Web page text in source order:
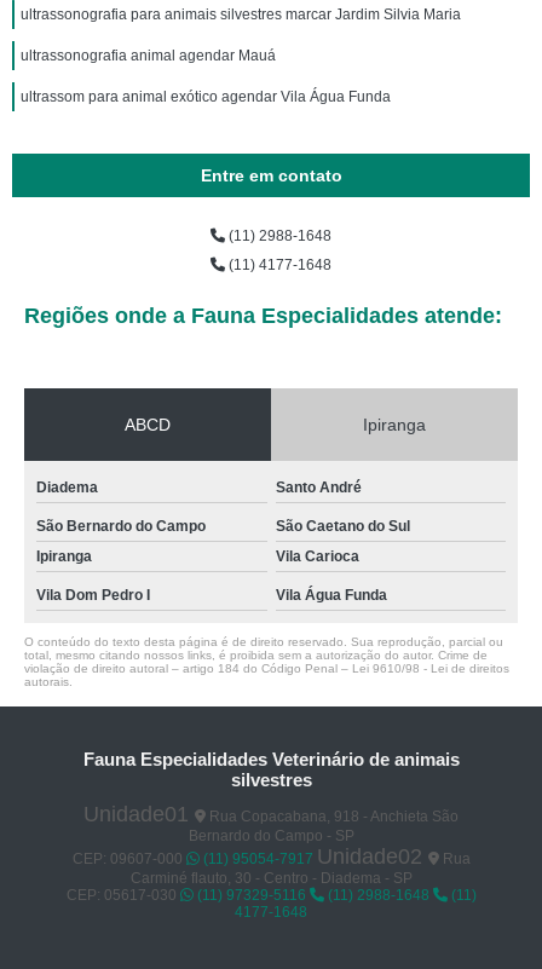
ultrassonografia para animais silvestres marcar Jardim Silvia Maria
ultrassonografia animal agendar Mauá
ultrassom para animal exótico agendar Vila Água Funda
Entre em contato
(11) 2988-1648
(11) 4177-1648
Regiões onde a Fauna Especialidades atende:
ABCD Ipiranga
Diadema Santo André
São Bernardo do Campo
São Caetano do Sul
Ipiranga
Vila Carioca
Vila Dom Pedro I Vila Água Funda
O conteúdo do texto desta página é de direito reservado. Sua reprodução, parcial ou
total, mesmo citando nossos links, é proibida sem a autorização do autor. Crime de
violação de direito autoral – artigo 184 do Código Penal – Lei 9610/98 - Lei de direitos
autorais
Fauna Especialidades Veterinário de animais
silvestres
Unidade01
Rua Copacabana, 918 - Anchieta São
Bernardo do Campo - SP
CEP: 09607-000
(11) 95054-7917 Unidade02
Rua
Carminé flauto, 30 - Centro - Diadema - SP
CEP: 05617-030
(11) 97329-5116 (11) 2988-1648
(11)
4177-1648